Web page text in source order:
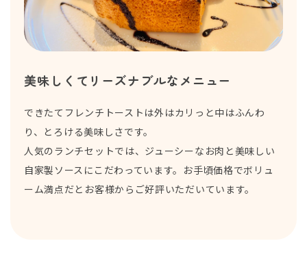
美味しくてリーズナブルなメニュー
できたてフレンチトーストは外はカリっと中はふんわ
り、とろける美味しさです。
人気のランチセットでは、ジューシーなお肉と美味しい
自家製ソースにこだわっています。お手頃価格でボリュ
ーム満点だとお客様からご好評いただいています。